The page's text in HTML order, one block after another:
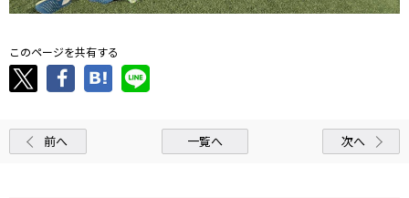
このページを共有する
前へ 一覧へ 次へ